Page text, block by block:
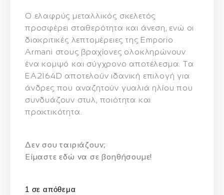
Ο ελαφρύς μεταλλικός σκελετός
προσφέρει σταθερότητα και άνεση, ενώ οι
διακριτικές λεπτομέρειες της Emporio
Armani στους βραχίονες ολοκληρώνουν
ένα κομψό και σύγχρονο αποτέλεσμα. Τα
EA2164D αποτελούν ιδανική επιλογή για
άνδρες που αναζητούν γυαλιά ηλίου που
συνδυάζουν στυλ, ποιότητα και
πρακτικότητα.
Δεν σου ταιριάζουν;
Eίμαστε εδώ να σε βοηθήσουμε!
1 σε απόθεμα